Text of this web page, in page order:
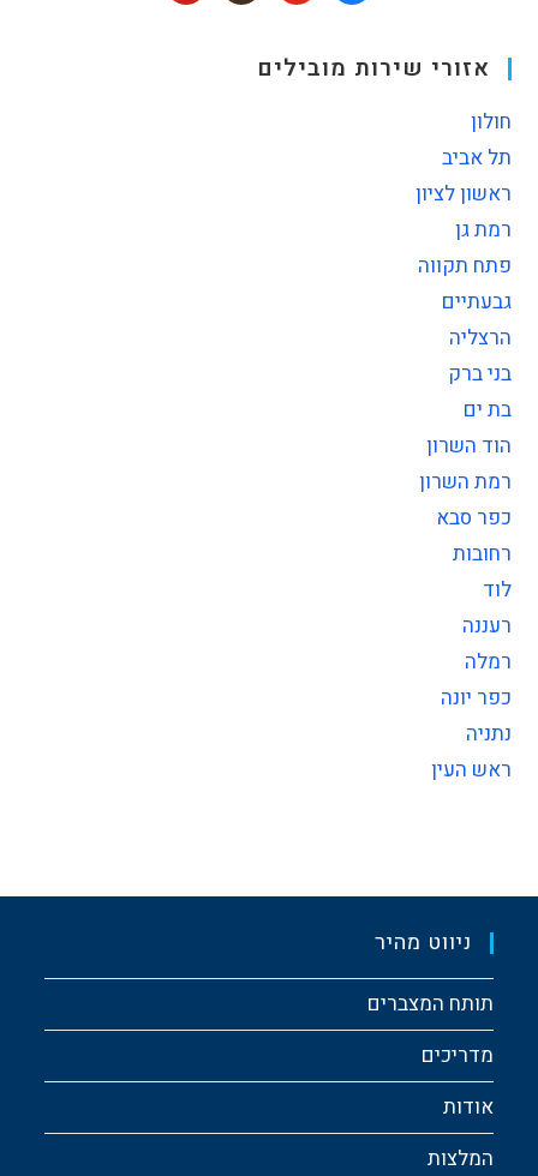
אזורי שירות מובילים
חולון
תל אביב
ראשון לציון
רמת גן
פתח תקווה
גבעתיים
הרצליה
בני ברק
בת ים
הוד השרון
רמת השרון
כפר סבא
רחובות
לוד
רעננה
רמלה
כפר יונה
נתניה
ראש העין
ניווט מהיר
תותח המצברים
מדריכים
אודות
המלצות